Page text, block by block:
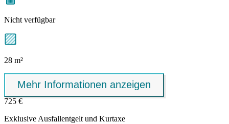
Nicht verfügbar
28 m²
Mehr Informationen anzeigen
725 €
Exklusive Ausfallentgelt und Kurtaxe